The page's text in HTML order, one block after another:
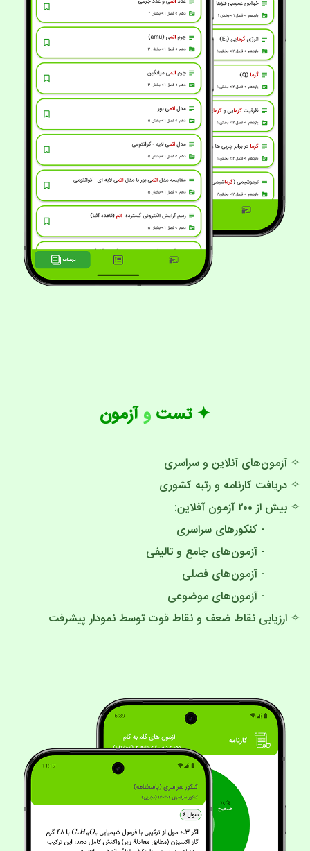
✦ تست و آزمون
✧ آزمون‌های آنلاین و سراسری
✧ دریافت کارنامه و رتبه کشوری
✧ بیش از ۲۰۰ آزمون آفلاین:
- کنکور‌های سراسری
- آزمون‌های جامع و تالیفی
- آزمون‌های فصلی
- آزمون‌های موضوعی
✧ ارزیابی نقاط ضعف و نقاط قوت توسط نمودار پیشرفت